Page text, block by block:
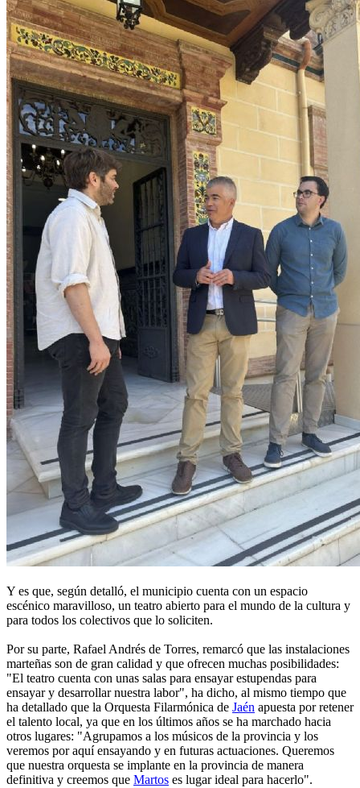
Y es que, según detalló, el municipio cuenta con un espacio
escénico maravilloso, un teatro abierto para el mundo de la cultura y
para todos los colectivos que lo soliciten.
Por su parte, Rafael Andrés de Torres, remarcó que las instalaciones
marteñas son de gran calidad y que ofrecen muchas posibilidades:
"El teatro cuenta con unas salas para ensayar estupendas para
ensayar y desarrollar nuestra labor", ha dicho, al mismo tiempo que
ha detallado que la Orquesta Filarmónica de Jaén apuesta por retener
el talento local, ya que en los últimos años se ha marchado hacia
otros lugares: "Agrupamos a los músicos de la provincia y los
veremos por aquí ensayando y en futuras actuaciones. Queremos
que nuestra orquesta se implante en la provincia de manera
definitiva y creemos que Martos es lugar ideal para hacerlo".